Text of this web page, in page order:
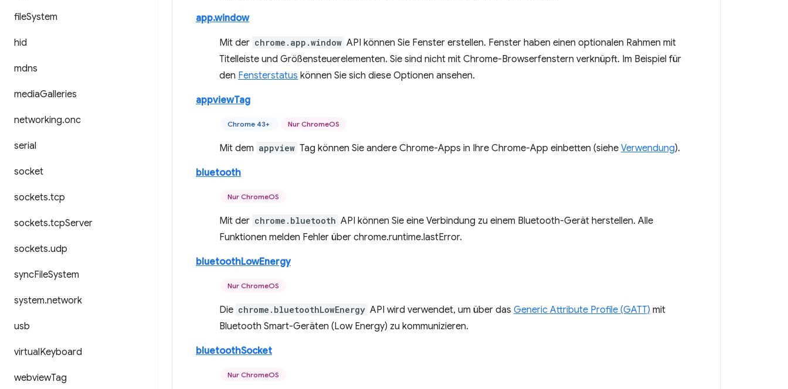
fileSystem
hid
mdns
mediaGalleries
networking.onc
serial
socket
sockets.tcp
sockets.tcpServer
sockets.udp
syncFileSystem
system.network
usb
virtualKeyboard
webviewTag
app.window
Mit der chrome.app.window API können Sie Fenster erstellen. Fenster haben einen optionalen Rahmen mit
Titelleiste und Größensteuerelementen. Sie sind nicht mit Chrome-Browserfenstern verknüpft. Im Beispiel für
den Fensterstatus können Sie sich diese Optionen ansehen.
appviewTag
Chrome 43+ Nur ChromeOS
Mit dem appview Tag können Sie andere Chrome-Apps in Ihre Chrome-App einbetten (siehe Verwendung).
bluetooth
Nur ChromeOS
Mit der chrome.bluetooth API können Sie eine Verbindung zu einem Bluetooth-Gerät herstellen. Alle
Funktionen melden Fehler über chrome.runtime.lastError.
bluetoothLowEnergy
Nur ChromeOS
Die chrome.bluetoothLowEnergy API wird verwendet, um über das Generic Attribute Profile (GATT) mit
Bluetooth Smart-Geräten (Low Energy) zu kommunizieren.
bluetoothSocket
Nur ChromeOS